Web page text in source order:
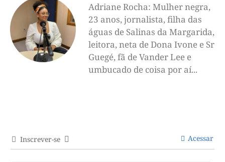
Adriane Rocha: Mulher negra,
23 anos, jornalista, filha das
águas de Salinas da Margarida,
leitora, neta de Dona Ivone e Sr
Guegé, fã de Vander Lee e
umbucado de coisa por aí...
Inscrever-se Acessar